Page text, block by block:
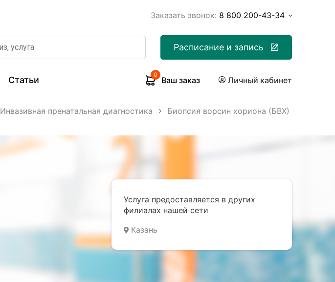
Заказать звонок: 8 800 200-43-34
Расписание и запись
Статьи
0
Ваш заказ Личный кабинет
Инвазивная пренатальная диагностика Биопсия ворсин хориона (БВХ)
Услуга предоставляется в других
филиалах нашей сети
Казань